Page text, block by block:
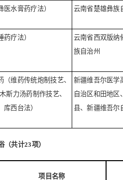
医水膏药疗法） 云南省楚雄彝族
药疗法）
云南省西双版纳
族自治州
（维药传统炮制技艺、
斯力汤药制作技艺、
库西台法）
新疆维吾尔医学
自治区和田地
县、新疆维吾尔
（共计23项）
项目名称